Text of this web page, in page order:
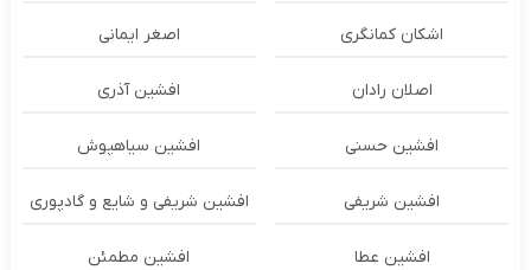
اشکان‌ کمانگری اصغر ایمانی
اصلان رادان افشین آذری
افشین حسنی افشین سیاهپوش
افشین شریفی افشین شریفی و شایع و گادپوری
افشین عطا افشین مطمئن